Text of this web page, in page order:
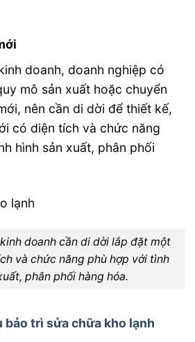
doanh, doanh nghiệp có
mô sản xuất hoặc chuyển
nên cần di dời để thiết kế,
có diện tích và chức năng
hình sản xuất, phân phối
doanh cần di dời lắp đặt một
và chức năng phù hợp với tình
phân phối hàng hóa.
bảo trì sửa chữa kho lạnh